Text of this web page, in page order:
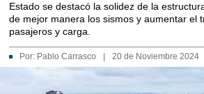
Estado se destacó la solidez de la
de mejor manera los sismos y aumentar el
pasajeros y carga.
Por: Pablo Carrasco 20 de Noviembre 2024